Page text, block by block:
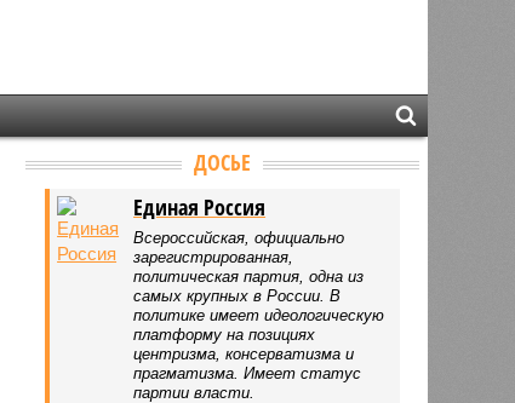
ДОСЬЕ
Единая Россия
Всероссийская, официально
зарегистрированная,
политическая партия, одна из
самых крупных в России. В
политике имеет идеологическую
платформу на позициях
центризма, консерватизма и
прагматизма. Имеет статус
партии власти.